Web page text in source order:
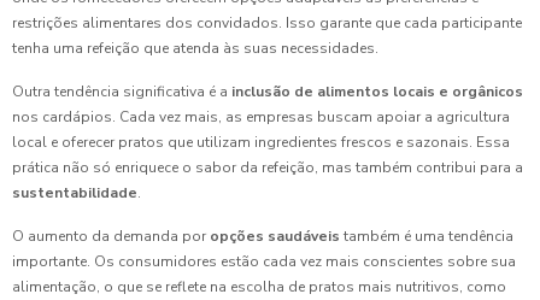
restrições alimentares dos convidados. Isso garante que cada participante
tenha uma refeição que atenda às suas necessidades.
Outra tendência significativa é a inclusão de alimentos locais e orgânicos
nos cardápios. Cada vez mais, as empresas buscam apoiar a agricultura
local e oferecer pratos que utilizam ingredientes frescos e sazonais. Essa
prática não só enriquece o sabor da refeição, mas também contribui para a
sustentabilidade.
O aumento da demanda por opções saudáveis também é uma tendência
importante. Os consumidores estão cada vez mais conscientes sobre sua
alimentação, o que se reflete na escolha de pratos mais nutritivos, como